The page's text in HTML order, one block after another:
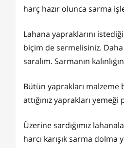
harç hazır olunca sarma
Lahana yapraklarını
biçim de sermelisiniz.
saralım. Sarmanın
Bütün yaprakları malzeme
attığınız yaprakları
Üzerine sardığımız
harcı karışık sarma